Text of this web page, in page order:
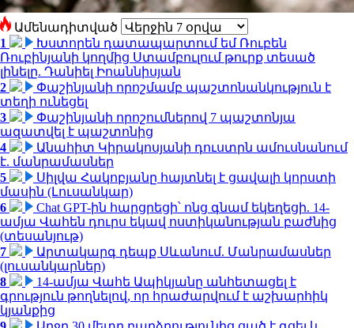
Ամենադիտված
1
Խստորեն դատապարտում եմ Ռուբեն
Ռուբինյանի կողմից Ստամբուլում թուրք տեսած
լինելը. Դանիել Իոաննիսյան
2
Փաշինյանի որոշմամբ պաշտոնանկություն է
տեղի ունեցել
3
Փաշինյանի որոշումներով 7 պաշտոնյա
ազատվել է պաշտոնից
4
Անահիտ Կիրակոսյանի դուստրն ամուսնանում
է. մանրամասներ
5
Սիլվա Հակոբյանը հայտնել է ցավալի կորստի
մասին (Լուսանկար)
6
Chat GPT-ին հարցրեցի՝ ոնց գնամ եկեղեցի. 14-
ամյա Վահեն դուրս եկավ ոստիկանության բաժնից
(տեսանյութ)
7
Արտակարգ դեպք Սևանում. Մանրամասներ
(լուսանկարներ)
8
14-ամյա Վահե Ապիկյանը անհետացել է
գրություն թողնելով, որ հրաժարվում է աշխարհիկ
կյանքից